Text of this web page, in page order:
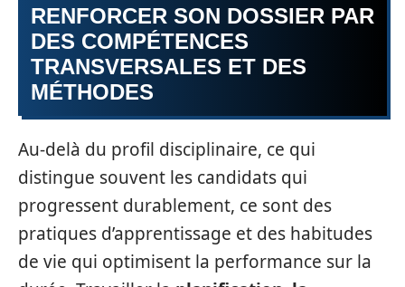
RENFORCER SON DOSSIER PAR
DES COMPÉTENCES
TRANSVERSALES ET DES
MÉTHODES
Au-delà du profil disciplinaire, ce qui
distingue souvent les candidats qui
progressent durablement, ce sont des
pratiques d’apprentissage et des habitudes
de vie qui optimisent la performance sur la